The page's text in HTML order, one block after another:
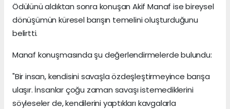
Ödülünü aldıktan sonra konuşan Akif Manaf ise bireysel
dönüşümün küresel barışın temelini oluşturduğunu
belirtti.
Manaf konuşmasında şu değerlendirmelerde bulundu:
"Bir insan, kendisini savaşla özdeşleştirmeyince barışa
ulaşır. İnsanlar çoğu zaman savaşı istemediklerini
söyleseler de, kendilerini yaptıkları kavgalarla